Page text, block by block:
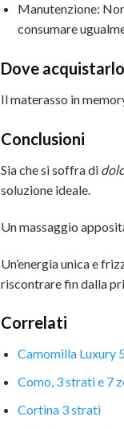
Manutenzione:
consumare
Dove acquistarlo
Il materasso in
Conclusioni
Sia che si soffra di
soluzione ideale.
Un massaggio
Un’energia unica e
riscontrare fin dalla
Correlati
Camomilla Luxury
Como, 3 strati e 7
Cortina 3 strati